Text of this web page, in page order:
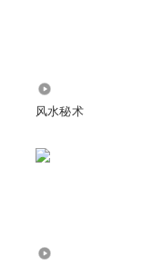
风水秘术